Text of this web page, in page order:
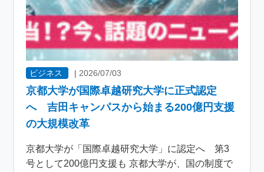
ビジネス | 2026/07/03
京都大学が国際卓越研究大学に正式認定
へ 吉田キャンパスから始まる200億円支援
の大規模改革
京都大学が「国際卓越研究大学」に認定へ 第3
号として200億円支援も 京都大学が、国の制度で